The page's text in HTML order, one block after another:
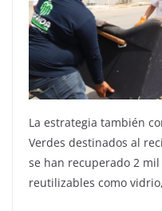
La estrategia también
Verdes destinados al
se han recuperado 2
reutilizables como